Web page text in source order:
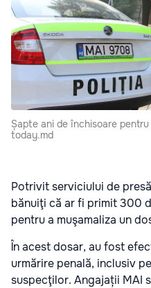
Șapte ani de închisoare
today.md
Potrivit serviciului de
bănuiţi că ar fi primit 300
pentru a muşamaliza un
În acest dosar, au fost
urmărire penală, inclusiv
suspecţilor. Angajații MAI